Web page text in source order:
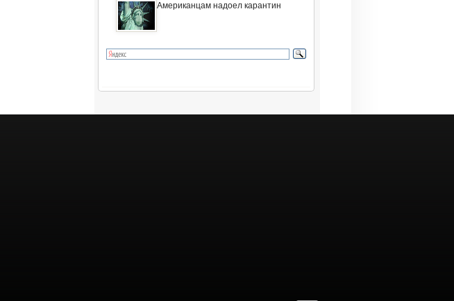
Американцам надоел карантин